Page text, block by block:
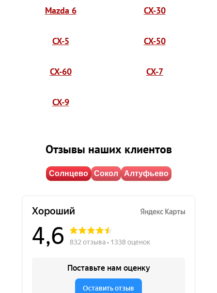
Mazda 6 CX-30
CX-5 CX-50
CX-60 CX-7
CX-9
Отзывы наших клиентов
Солнцево Сокол Алтуфьево